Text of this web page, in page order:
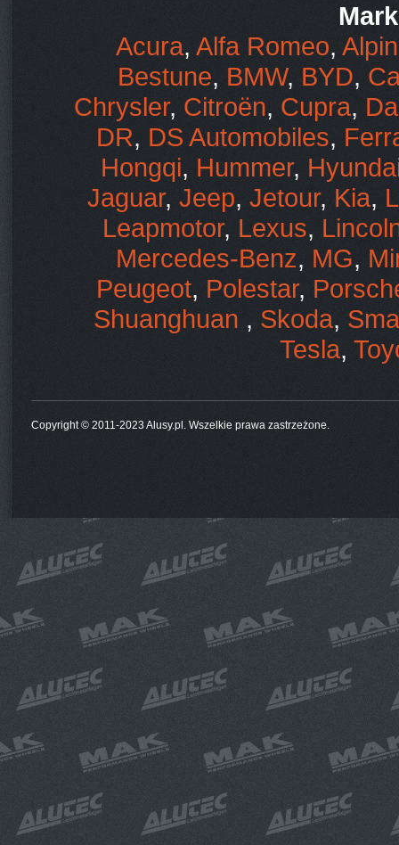
Acura, Alfa Romeo,
Bestune, BMW, BYD,
Chrysler, Citroën, Cupra,
DR, DS Automobiles,
Hongqi, Hummer,
Jaguar, Jeep, Jetour, Kia,
Leapmotor, Lexus,
Mercedes-Benz, MG,
Peugeot, Polestar,
Shuanghuan , Skoda,
Tesla,
Copyright © 2011-2023 Alusy.pl. Wszelkie prawa zastrzeżone.